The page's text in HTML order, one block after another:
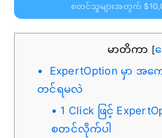
စတင်သူများအတွက်
မာတိကာ [
ExpertOption မှာ
တင်ရမလဲ
1 Click ဖြင့်
စတင်လိုက်ပါ